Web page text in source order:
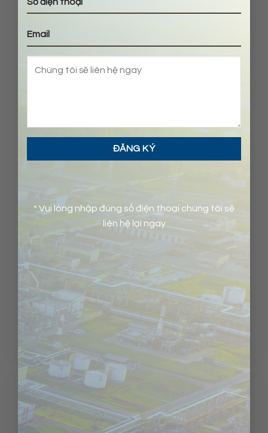
* Vui lòng nhập đúng số điện thoại chúng tôi sẽ
liên hệ lại ngay
Lorem ipsum dolor sit amet, consectetur
adipiscing elit, sed do eiusmod tempor incididunt
ut labore et dolore magna aliqua. Nisl tincidunt
aenean sed adipiscing diam donec adipiscing
tristique. Mi eget mauris pharetra et….
CONTINUE READING →
Cơ Hội Nghề Nghiệp,Văn Hóa Doanh Nghiệp
Leave a comment
CƠ HỘI NGHỀ NGHIỆP,VĂN HÓA DOANH NGHIỆP
What is Lorem Ipsum?